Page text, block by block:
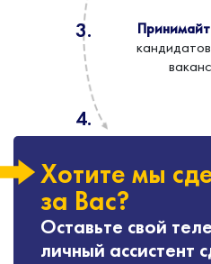
Хотите мы
за Вас?
Оставьте свой
личный ассистент